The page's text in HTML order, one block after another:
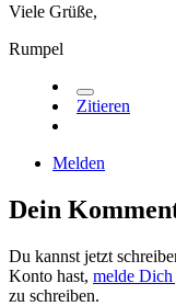
Viele Grüße,
Rumpel
Zitieren
Melden
Dein
Du kannst jetzt
Konto hast, melde Dich
zu schreiben.